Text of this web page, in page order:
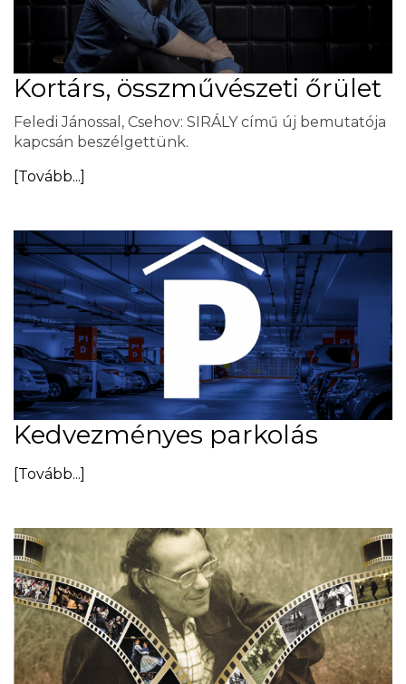
Kortárs, összművészeti őrület
Feledi Jánossal, Csehov: SIRÁLY című új bemutatója
kapcsán beszélgettünk.
[Tovább...]
Kedvezményes parkolás
[Tovább...]